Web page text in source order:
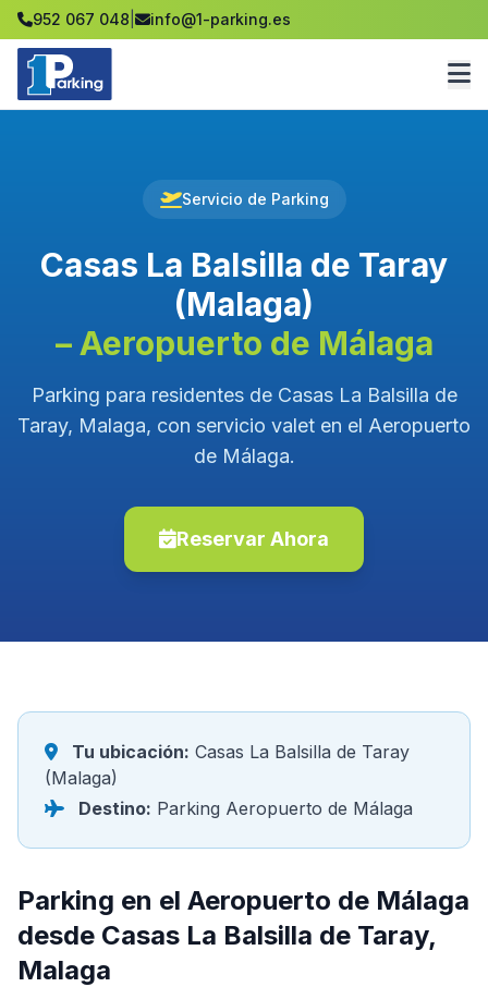
952 067 048 info@1-parking.es
Servicio de Parking
Casas La Balsilla de Taray
(Malaga)
– Aeropuerto de Málaga
Parking para residentes de Casas La Balsilla de
Taray, Malaga, con servicio valet en el Aeropuerto
de Málaga.
Reservar Ahora
Tu ubicación: Casas La Balsilla de Taray
(Malaga)
Destino: Parking Aeropuerto de Málaga
Parking en el Aeropuerto de Málaga
desde Casas La Balsilla de Taray,
Malaga